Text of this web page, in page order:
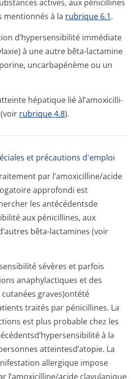
actives, aux pénicillines
mentionnés à la rubrique 6.1.
d’hypersensibilité immédiate
à une autre bêta-lactamine
uncarbapénème ou un
hépatique lié àl’amoxicilli­
rubrique 4.8).
et précautions d'emploi
par l’amoxicilline/a­cide
approfondi est
les antécédentsde
aux pénicillines, aux
bêta-lactamines (voir
sévères et parfois
anaphylactiques et des
graves)ontété
traités par pénicillines. La
est plus probable chez les
à la
atteintesd’atopie. La
allergique impose
l’amoxicilline/a­cide clavulanique